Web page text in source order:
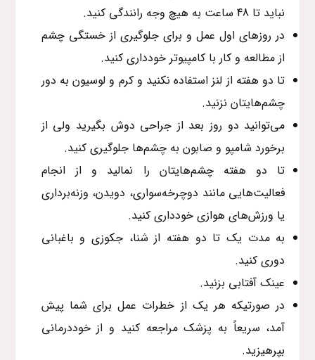
نباید تا 48 ساعت به هیچ وجه رانندگی کنید.
در‌ روزهای اول عمل و برای جلوگیری از خستگی چشم
از مطالعه و کار با کامپیوتر خودداری کنید.
تا دو هفته از لنز استفاده نکنید و کرم و لوسیون به دور
چشم‌هایتان نزنید.
می‌توانید دو روز بعد از جراحی دوش بگیرید ولی از
برخورد شامپو و صابون به چشم‌ها جلوگیری کنید.
تا دو هفته چشم‌هایتان را نمالید و از انجام
فعالیت‌هایی مانند دوچرخه‌سواری، دویدن، وزنه‌برداری
یا ورزش‌های هوازی خودداری کنید.
به مدت یک تا دو هفته از شنا، جکوزی و باغبانی
دوری کنید.
عینک آفتابی بزنید.
در صورتیکه هر یک از خطرات عمل برای شما پیش
آمد، سریعاً به پزشک مراجعه کنید و از خوددرمانی
بپرهیزید.